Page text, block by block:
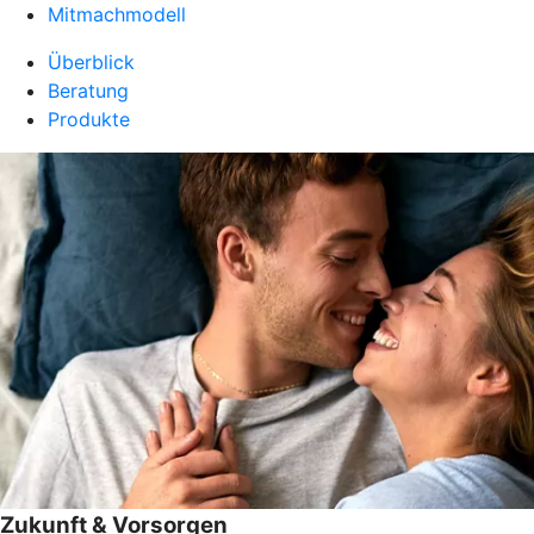
Mitmachmodell
Überblick
Beratung
Produkte
Zukunft & Vorsorgen